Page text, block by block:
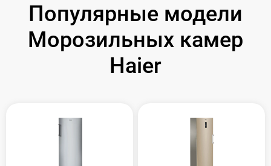
Популярные модели
Морозильных камер
Haier